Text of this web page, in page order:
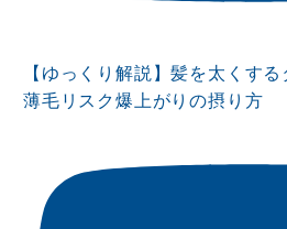
【ゆっくり解説】髪を太くす
薄毛リスク爆上がりの摂り方